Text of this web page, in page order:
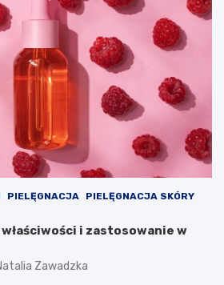
PIELĘGNACJA
PIELĘGNACJA SKÓRY
i zastosowanie w
Zawadzka